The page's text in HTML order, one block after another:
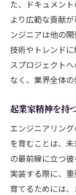
た、ドキュメン
より広範な貢献
ンジニアは他の
技術やトレンド
スプロジェクト
なく、業界全体の
起業家精神を持
エンジニアリン
を育むことは、
の最前線に立つ
実装する際に、
育てるためには